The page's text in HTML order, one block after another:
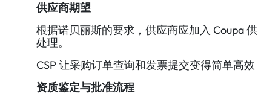
供应商期望
根据诺贝丽斯的要求，供应商应加入 Coupa
处理。
CSP 让采购订单查询和发票提交变得简单高
资质鉴定与批准流程